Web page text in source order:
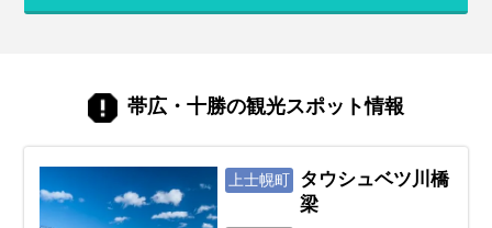
ね。北海道は訪れる季節によって、気候は
い！」という想いを叶えるためには、ベス
トシーズン選びがとても重要。この記事で
るコツまで、北海道旅行を120%楽しむた
めの情報をお届けします！
帯広・十勝の観光スポット情報
上士幌町
タウシュベツ川橋
梁